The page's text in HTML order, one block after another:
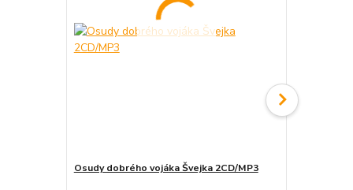
Osudy dobrého vojáka Švejka 2CD/MP3